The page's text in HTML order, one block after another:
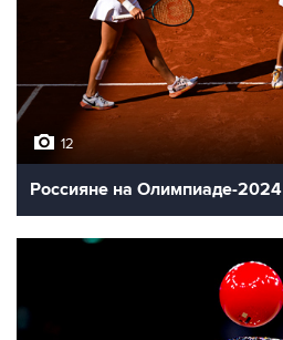
12
Россияне на Олимпиаде-2024